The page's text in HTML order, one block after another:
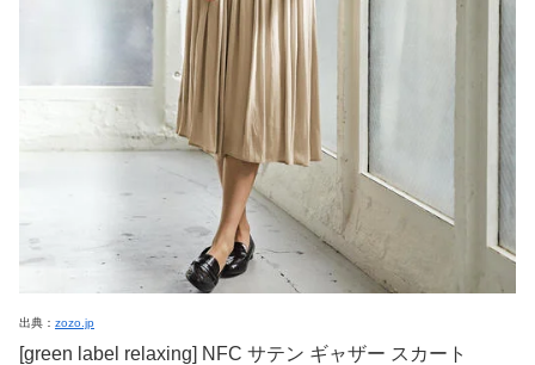
出典： zozo.jp
[green label relaxing] NFC サテン ギャザー スカート